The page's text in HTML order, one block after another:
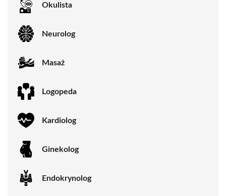
Okulista
Neurolog
Masaż
Logopeda
Kardiolog
Ginekolog
Endokrynolog